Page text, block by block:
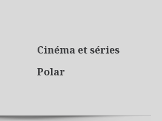
Cinéma et séries
Polar